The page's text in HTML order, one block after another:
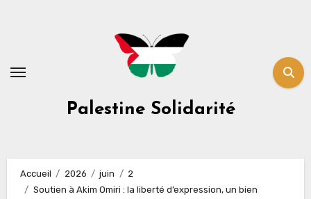
Palestine Solidarité
Accueil 2026 juin
2
Soutien à Akim Omiri : la liberté d’expression, un bien